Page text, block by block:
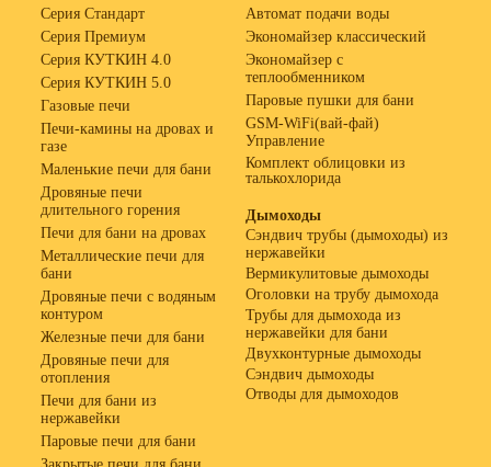
Серия Стандарт
Серия Премиум
Серия КУТКИН 4.0
Серия КУТКИН 5.0
Газовые печи
Печи-камины на дровах и
газе
Маленькие печи для бани
Дровяные печи
длительного горения
Печи для бани на дровах
Металлические печи для
бани
Дровяные печи с водяным
контуром
Железные печи для бани
Дровяные печи для
отопления
Печи для бани из
нержавейки
Паровые печи для бани
Автомат подачи воды
Экономайзер классический
Экономайзер с
теплообменником
Паровые пушки для бани
GSM-WiFi(вай-фай)
Управление
Комплект облицовки из
талькохлорида
Дымоходы
Сэндвич трубы (дымоходы) из
нержавейки
Вермикулитовые дымоходы
Оголовки на трубу дымохода
Трубы для дымохода из
нержавейки для бани
Двухконтурные дымоходы
Сэндвич дымоходы
Отводы для дымоходов